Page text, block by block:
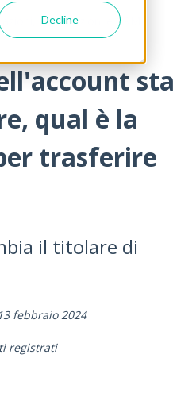
Decline
importazioni e CRM
sta
qual è la
trasferire
il titolare di
13 febbraio 2024
registrati